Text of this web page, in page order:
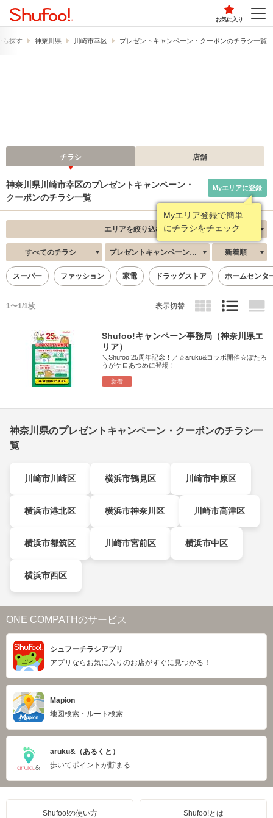
お気に入り
ら探す 神奈川県 川崎市幸区 プレゼントキャンペーン・クーポンのチラシ一覧
チラシ 店舗
神奈川県川崎市幸区のプレゼントキャンペーン・
クーポンのチラシ一覧
Myエリア登録で簡単
にチラシをチェック
Myエリアに登録
エリアを絞り込む
すべてのチラシ プレゼントキャンペーン・クーポン 新着順
スーパー ファッション 家電 ドラッグストア ホームセンタ
1〜1/1枚 表示切替
新着
Shufoo!キャンペーン事務局（神奈川県エ
リア）
＼Shufoo!25周年記念！／☆aruku&コラボ開催☆ぽたろ
うがケロあつめに登場！
神奈川県のプレゼントキャンペーン・クーポンのチラシ一
覧
川崎市川崎区 横浜市鶴見区 川崎市中原区
横浜市港北区 横浜市神奈川区 川崎市高津区
横浜市都筑区 川崎市宮前区 横浜市中区
横浜市西区
ONE COMPATHのサービス
シュフーチラシアプリ
アプリならお気に入りのお店がすぐに見つかる！
Mapion
地図検索・ルート検索
aruku&（あるくと）
歩いてポイントが貯まる
Shufoo!の使い方 Shufoo!とは